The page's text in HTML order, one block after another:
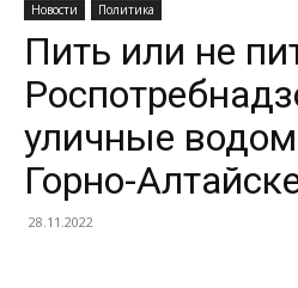
Новости Политика
Пить или не
уличные
Горно-
28.11.2022